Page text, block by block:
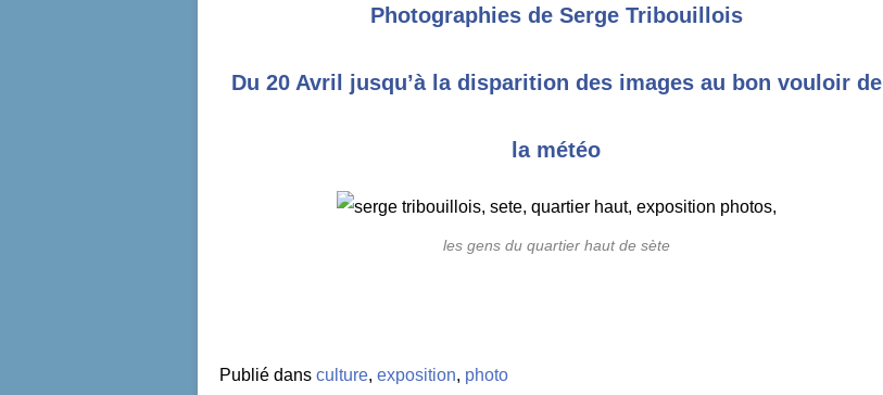
Photographies de Serge Tribouillois
Du 20 Avril jusqu’à la disparition des images au bon vouloir de
la météo
les gens du quartier haut de sète
Publié dans culture, exposition, photo